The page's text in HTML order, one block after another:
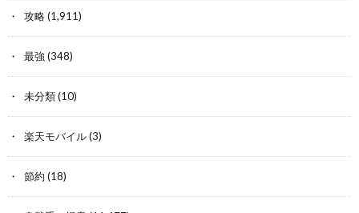
攻略(1,911)
最強 (348)
未分類(10)
楽天モバイル(3)
節約 (18)